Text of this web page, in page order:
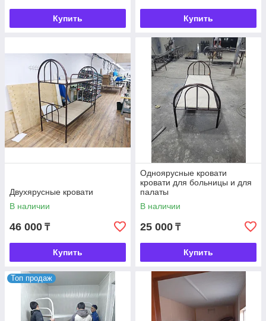
Купить Купить
Двухярусные кровати
В наличии
46 000 ₸
Купить
Одноярусные кровати
кровати для больницы и для
палаты
В наличии
25 000 ₸
Купить
Топ продаж